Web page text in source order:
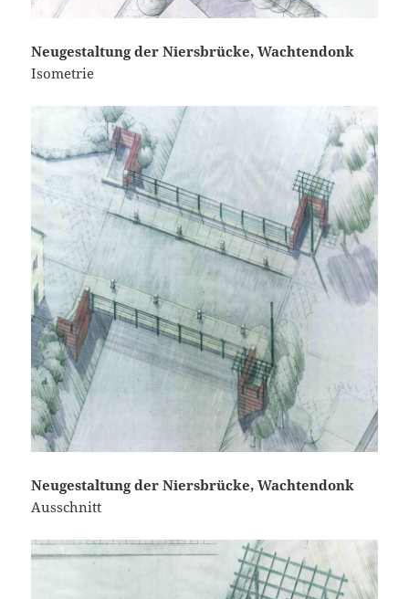
Neugestaltung der Niersbrücke, Wachtendonk
Isometrie
Neugestaltung der Niersbrücke, Wachtendonk
Ausschnitt